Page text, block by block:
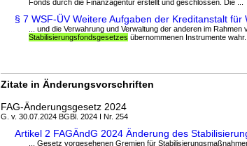
Fonds durch die Finanzagentur erstellt und geschlossen. Die ...
§ 7 WSF-ÜV Weitere Aufgaben der Kreditanstalt für
... und die Verwahrung und Verwaltung der anderen im
Stabilisierungsfondsgesetzes übernommenen Instrumente
Zitate in Änderungsvorschriften
FAG-Änderungsgesetz 2024
G. v. 30.07.2024 BGBl. 2024 I Nr. 254
Artikel 2 FAGÄndG 2024 Änderung des
... Gesetz vorgesehenen Gremien für